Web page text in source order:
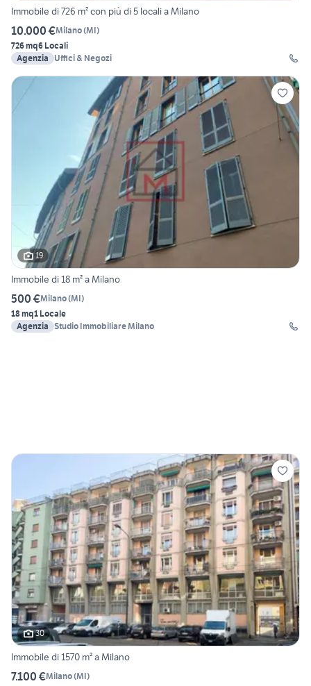
Immobile di 726 m² con più di 5 locali a Milano
10.000 €Milano(MI)
726 mq6 Locali
Agenzia
Uffici & Negozi
19
Immobile di 18 m² a Milano
500 €Milano(MI)
18 mq1 Locale
Agenzia Studio Immobiliare Milano
30
Immobile di 1570 m² a Milano
7.100 €Milano(MI)